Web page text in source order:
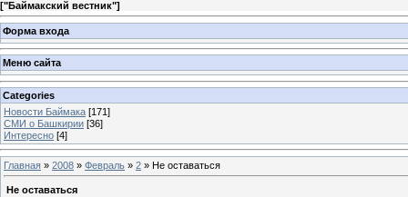
["Баймакский вестник"]
Форма входа
Меню сайта
Categories
Новости Баймака [171]
СМИ о Башкирии [36]
Интересно [4]
Главная » 2008 » Февраль » 2 » Не оставаться
Не оставаться